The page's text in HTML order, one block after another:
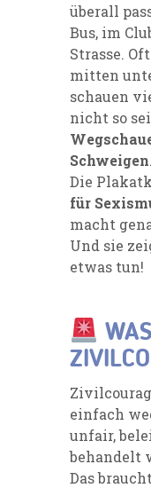
überall
Bus, im
Strasse.
mitten
schauen
nicht so
Schweigen.
Die
für
macht
Und sie
etwas tun!
einfach
unfair,
behandelt
Das